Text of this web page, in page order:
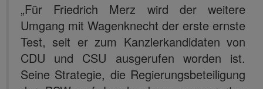
„Für Friedrich Merz wird der weitere
Umgang mit Wagenknecht der erste ernste
Test, seit er zum Kanzlerkandidaten von
CDU und CSU ausgerufen worden ist.
Seine Strategie, die Regierungsbeteiligung